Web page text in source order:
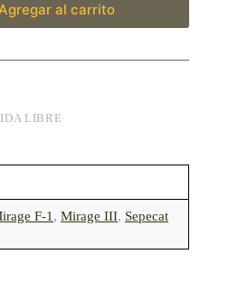
al carrito
LIBRE
F-1 , Mirage III, Sepecat